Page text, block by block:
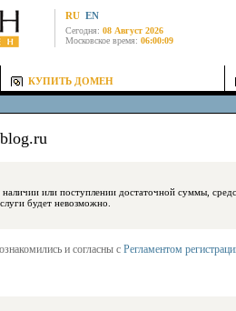
RU EN
Сегодня: 08 Август 2026
Московское время: 06:00:09
КУПИТЬ ДОМЕН
или поступлении достаточной суммы, средства будут
будет невозможно.
и согласны с Регламентом